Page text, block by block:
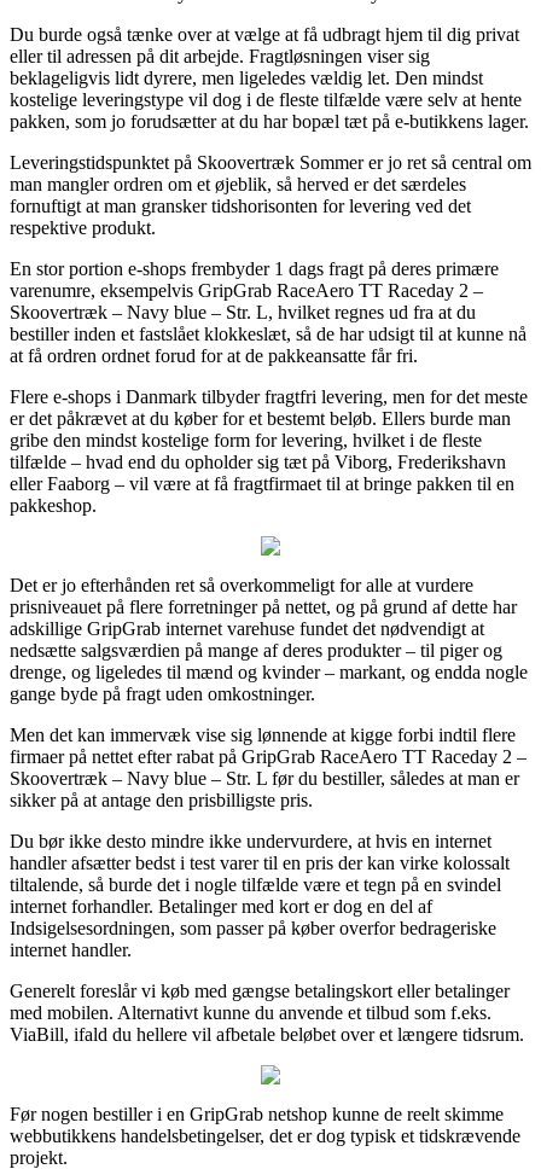
Du burde også tænke over at vælge at få udbragt hjem til dig privat
eller til adressen på dit arbejde. Fragtløsningen viser sig
beklageligvis lidt dyrere, men ligeledes vældig let. Den mindst
kostelige leveringstype vil dog i de fleste tilfælde være selv at hente
pakken, som jo forudsætter at du har bopæl tæt på e-butikkens lager.
Leveringstidspunktet på Skoovertræk Sommer er jo ret så central om
man mangler ordren om et øjeblik, så herved er det særdeles
fornuftigt at man gransker tidshorisonten for levering ved det
respektive produkt.
En stor portion e-shops frembyder 1 dags fragt på deres primære
varenumre, eksempelvis GripGrab RaceAero TT Raceday 2 –
Skoovertræk – Navy blue – Str. L, hvilket regnes ud fra at du
bestiller inden et fastslået klokkeslæt, så de har udsigt til at kunne nå
at få ordren ordnet forud for at de pakkeansatte får fri.
Flere e-shops i Danmark tilbyder fragtfri levering, men for det meste
er det påkrævet at du køber for et bestemt beløb. Ellers burde man
gribe den mindst kostelige form for levering, hvilket i de fleste
tilfælde – hvad end du opholder sig tæt på Viborg, Frederikshavn
eller Faaborg – vil være at få fragtfirmaet til at bringe pakken til en
pakkeshop.
Det er jo efterhånden ret så overkommeligt for alle at vurdere
prisniveauet på flere forretninger på nettet, og på grund af dette har
adskillige GripGrab internet varehuse fundet det nødvendigt at
nedsætte salgsværdien på mange af deres produkter – til piger og
drenge, og ligeledes til mænd og kvinder – markant, og endda nogle
gange byde på fragt uden omkostninger.
Men det kan immervæk vise sig lønnende at kigge forbi indtil flere
firmaer på nettet efter rabat på GripGrab RaceAero TT Raceday 2 –
Skoovertræk – Navy blue – Str. L før du bestiller, således at man er
sikker på at antage den prisbilligste pris.
Du bør ikke desto mindre ikke undervurdere, at hvis en internet
handler afsætter bedst i test varer til en pris der kan virke kolossalt
tiltalende, så burde det i nogle tilfælde være et tegn på en svindel
internet forhandler. Betalinger med kort er dog en del af
Indsigelsesordningen, som passer på køber overfor bedrageriske
internet handler.
Generelt foreslår vi køb med gængse betalingskort eller betalinger
med mobilen. Alternativt kunne du anvende et tilbud som f.eks.
ViaBill, ifald du hellere vil afbetale beløbet over et længere tidsrum.
Før nogen bestiller i en GripGrab netshop kunne de reelt skimme
webbutikkens handelsbetingelser, det er dog typisk et tidskrævende
projekt.